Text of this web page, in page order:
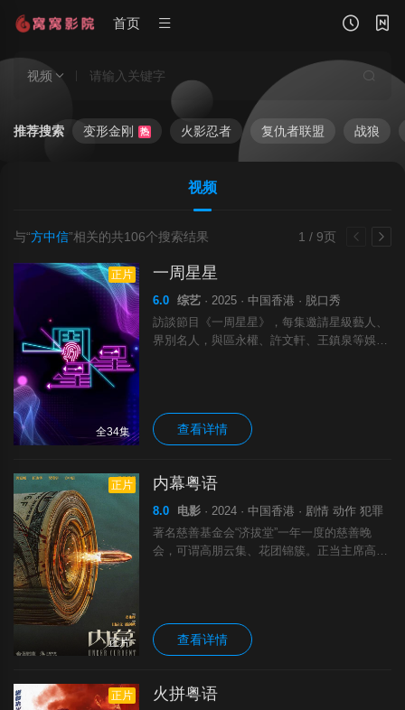
首页
视频
推荐搜索 变形金刚 热 火影忍者 复仇者联盟 战狼
视频
1 / 9页
与“方中信”相关的共106个搜索结果
正片
全34集
一周星星
6.0 综艺 · 2025 · 中国香港 · 脱口秀
訪談節目《一周星星》，每集邀請星級藝人、
界別名人，與區永權、許文軒、王鎮泉等娛樂
查看详情
正片
正片
内幕粤语
8.0 电影 · 2024 · 中国香港 · 剧情 动作 犯罪
著名慈善基金会“济拔堂”一年一度的慈善晚
会，可谓高朋云集、花团锦簇。正当主席高盛
查看详情
正片 火拼粤语